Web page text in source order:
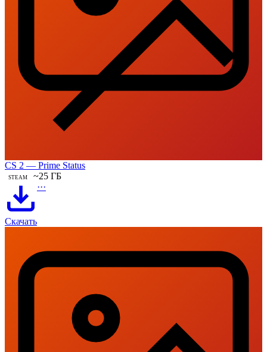
CS 2 — Prime Status
STEAM ~25 ГБ
Скачать
···